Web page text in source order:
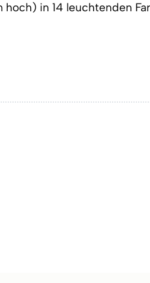
in 14 leuchtenden